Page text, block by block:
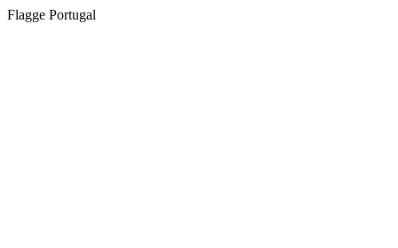
Flagge Portugal